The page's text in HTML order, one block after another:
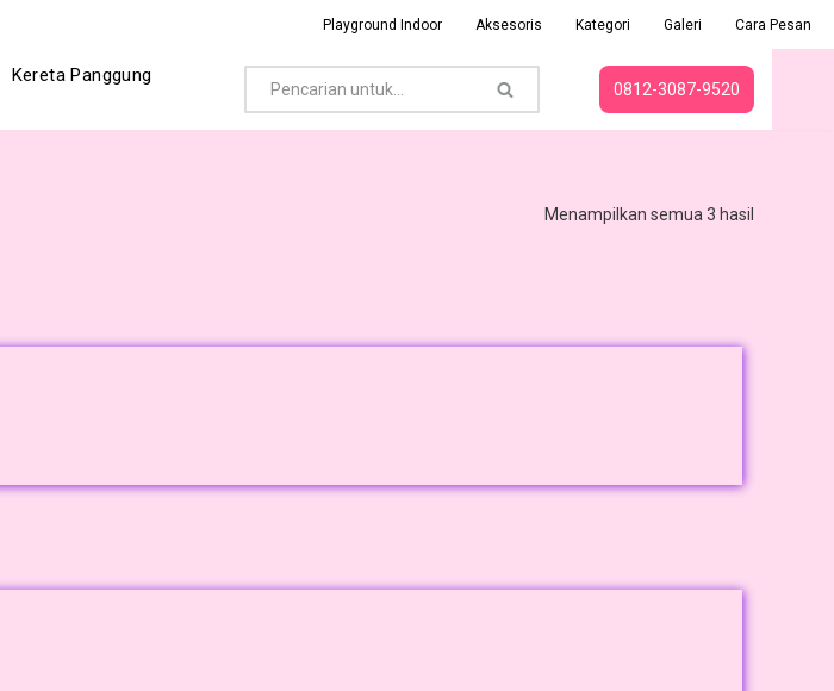
Playground Indoor Aksesoris Kategori Galeri Cara Pesan
Kereta Panggung
0812-3087-9520
Menampilkan semua 3 hasil